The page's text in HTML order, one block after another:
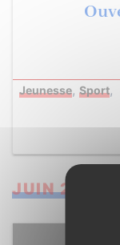
Jeunesse, Sport,
JUIN 2024